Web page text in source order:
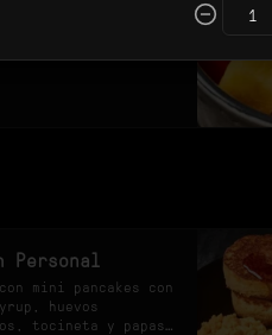
Personal
mini pancakes con
huevos
tocineta y papas